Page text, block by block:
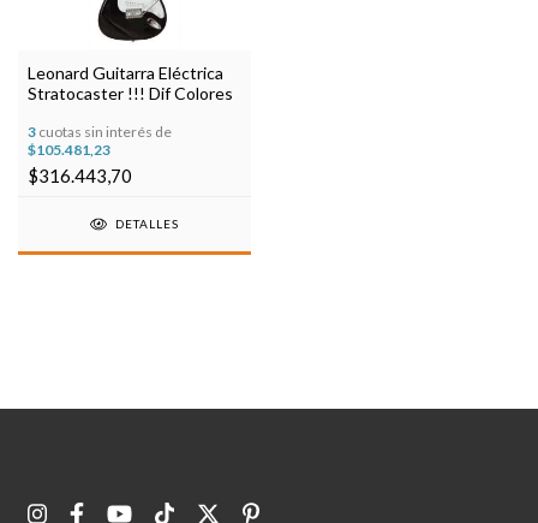
Leonard Guitarra Eléctrica
Stratocaster !!! Dif Colores
3 cuotas sin interés de
$105.481,23
$316.443,70
DETALLES